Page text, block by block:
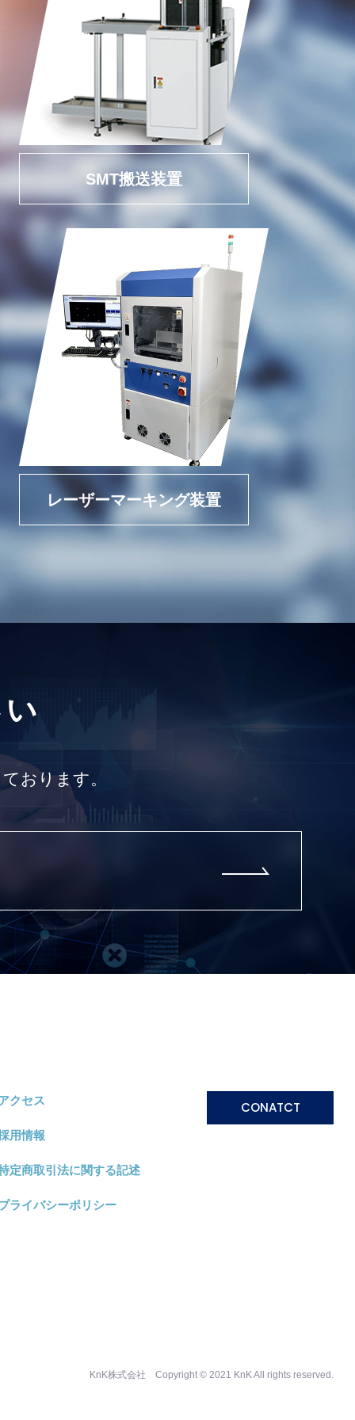
SMT搬送装置
レーザーマーキング装置
おります。
クセス
用情報
定商取引法に関する記述
ライバシーポリシー
CONATCT
KnK株式会社 Copyright © 2021 KnK All rights reserved.